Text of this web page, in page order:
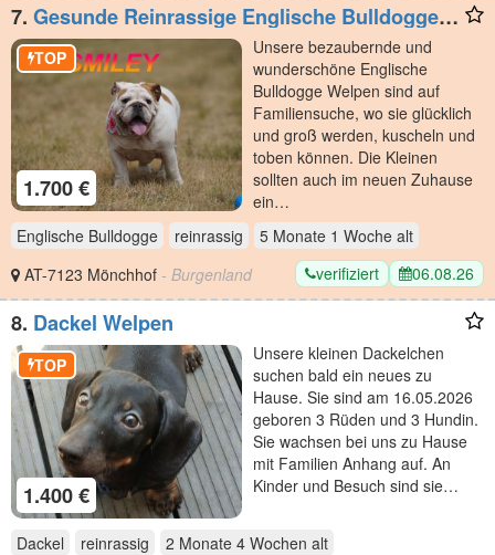
7. Gesunde Reinrassige Englische Bulldogge
Welpen
1.700 €
TOP
Unsere bezaubernde und
wunderschöne Englische
Bulldogge Welpen sind auf
Familiensuche, wo sie glücklich
und groß werden, kuscheln und
toben können. Die Kleinen
sollten auch im neuen Zuhause
ein…
Englische Bulldogge
reinrassig 5 Monate 1 Woche alt
AT-7123 Mönchhof - Burgenland verifiziert 06.08.26
8. Dackel Welpen
1.400 €
TOP
Unsere kleinen Dackelchen
suchen bald ein neues zu
Hause. Sie sind am 16.05.2026
geboren 3 Rüden und 3 Hundin.
Sie wachsen bei uns zu Hause
mit Familien Anhang auf. An
Kinder und Besuch sind sie…
Dackel reinrassig 2 Monate 4 Wochen alt